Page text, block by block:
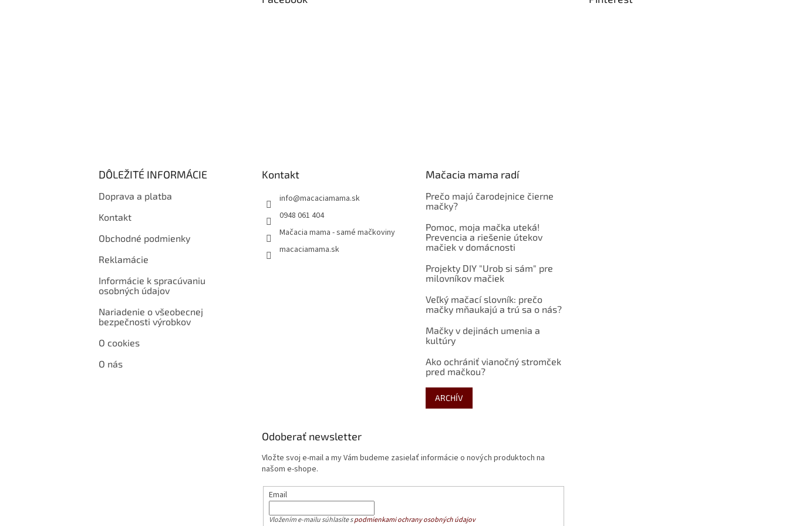
DÔLEŽITÉ INFORMÁCIE
Doprava a platba
Kontakt
Obchodné podmienky
Reklamácie
Informácie k spracúvaniu
osobných údajov
Nariadenie o všeobecnej
bezpečnosti výrobkov
O cookies
O nás
Kontakt
info@macaciamama.sk
0948 061 404
Mačacia mama - samé mačkoviny
macaciamama.sk
Mačacia mama radí
Prečo majú čarodejnice čierne
mačky?
Pomoc, moja mačka uteká!
Prevencia a riešenie útekov
mačiek v domácnosti
Projekty DIY "Urob si sám" pre
milovníkov mačiek
Veľký mačací slovník: prečo
mačky mňaukajú a trú sa o nás?
Mačky v dejinách umenia a
kultúry
Ako ochrániť vianočný stromček
pred mačkou?
ARCHÍV
Odoberať newsletter
Vložte svoj e-mail a my Vám budeme zasielať informácie o nových produktoch na
našom e-shope.
Email
Vložením e-mailu súhlasíte spodmienkami ochrany osobných údajov